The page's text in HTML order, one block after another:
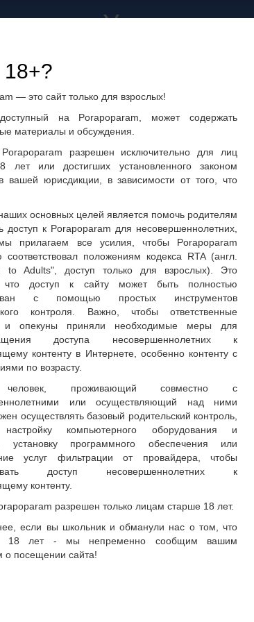
— это сайт только для взрослых!
на Porapoparam, может содержать
материалы и обсуждения.
разрешен исключительно для лиц
лет или достигших установленного законом
вашей юрисдикции, в зависимости от того, что
основных целей является помочь родителям
доступ к Porapoparam для несовершеннолетних,
прилагаем все усилия, чтобы Porapoparam
соответствовал положениям кодекса RTA (англ.
to Adults", доступ только для взрослых). Это
что доступ к сайту может быть полностью
с помощью простых инструментов
контроля. Важно, чтобы ответственные
и опекуны приняли необходимые меры для
доступа несовершеннолетних к
контенту в Интернете, особенно контенту с
по возрасту.
проживающий совместно с
или осуществляющий над ними
осуществлять базовый родительский контроль,
компьютерного оборудования и
установку программного обеспечения или
услуг фильтрации от провайдера, чтобы
доступ несовершеннолетних к
контенту.
разрешен только лицам старше 18 лет.
если вы школьник и обманули нас о том, что
18 лет - мы непременно сообщим вашим
о посещении сайта!
в Украине
по интересам Фото пользователей
Goog
45-50 лет
Украина
Хмельницкий
Подружня пара — М 48(гетеро) Ж 48.
Познайомимося з парою для приємного спілкування